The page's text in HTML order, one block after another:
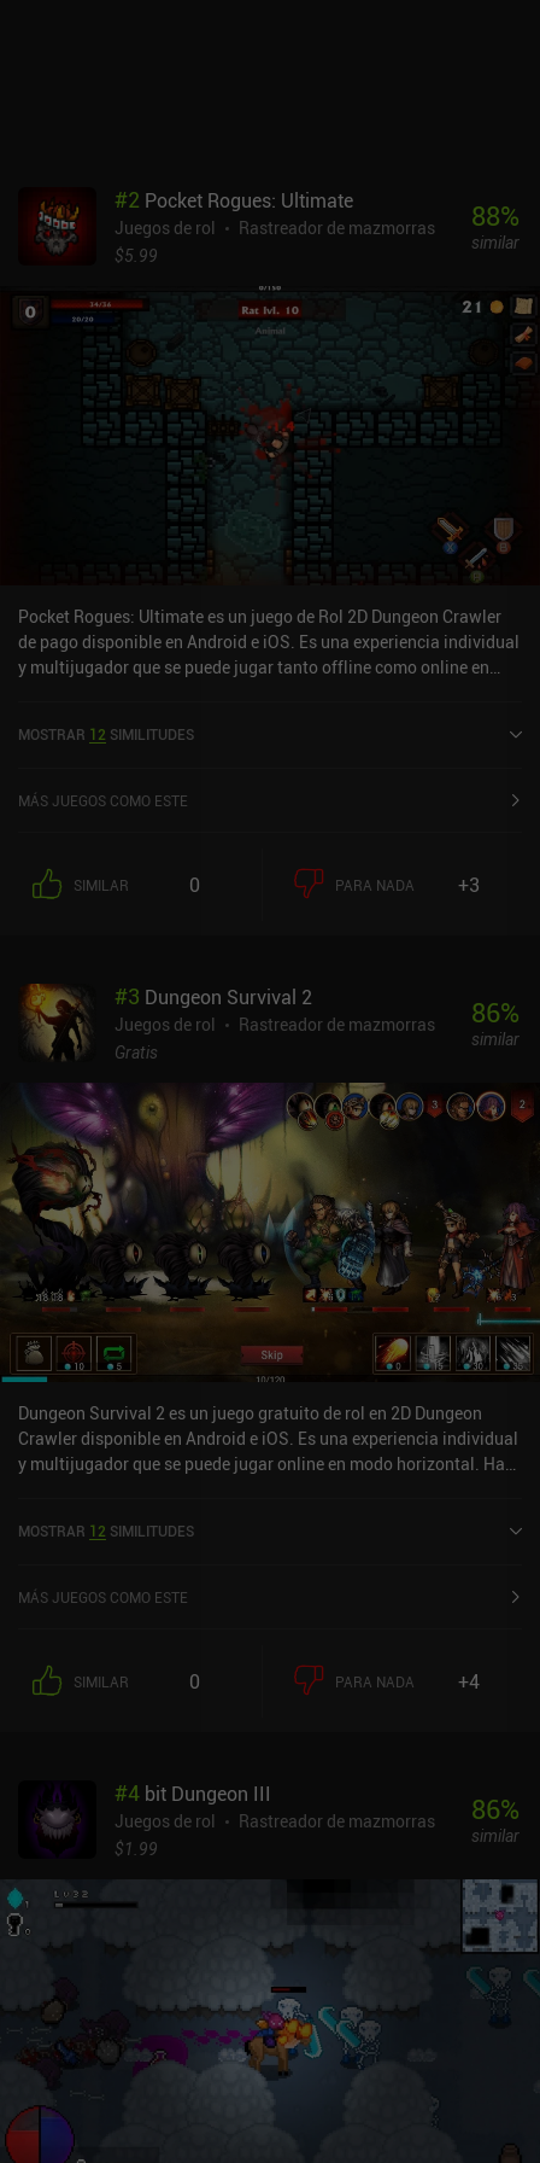
se monetiza mediante anuncios ocasionales después de las
mazmorras, y un iAP de 19,99 $ para eliminar los anuncios para
siempre o un iAP de 1,99 $ para eliminarlos durante 28 días. Por
suerte, no hay que pagar para ganar. A pesar de los malos
controles y la jugabilidad relativamente lenta, creo que Tormentis
tiene un gran potencial, siempre y cuando el desarrollador
independiente siga actualizándolo y corrigiendo errores.
#2 Pocket Rogues: Ultimate
Juegos de rol
Rastreador de mazmorras
$5.99
88%
similar
Pocket Rogues: Ultimate es un juego de Rol 2D Dungeon Crawler
de pago disponible en Android e iOS. Es una experiencia individual
y multijugador que se puede jugar tanto offline como online en
octubre de 2017 y tiene una valoración actual de 4,6 sobre 5,0 en
MOSTRAR 12 SIMILITUDES
MÁS JUEGOS COMO ESTE
SIMILAR 0 PARA NADA +3
#3 Dungeon Survival 2
Juegos de rol
Rastreador de mazmorras
Gratis
86%
similar
Dungeon Survival 2 es un juego gratuito de rol en 2D Dungeon
Crawler disponible en Android e iOS. Es una experiencia individual
y multijugador que se puede jugar online en modo horizontal. Ha
valoración actual de 4,3 sobre 5,0 en Google Play y de 3,9 sobre 5,0
MOSTRAR 12 SIMILITUDES
MÁS JUEGOS COMO ESTE
SIMILAR 0 PARA NADA +4
#4 bit Dungeon III
Juegos de rol
Rastreador de mazmorras
$1.99
86%
similar